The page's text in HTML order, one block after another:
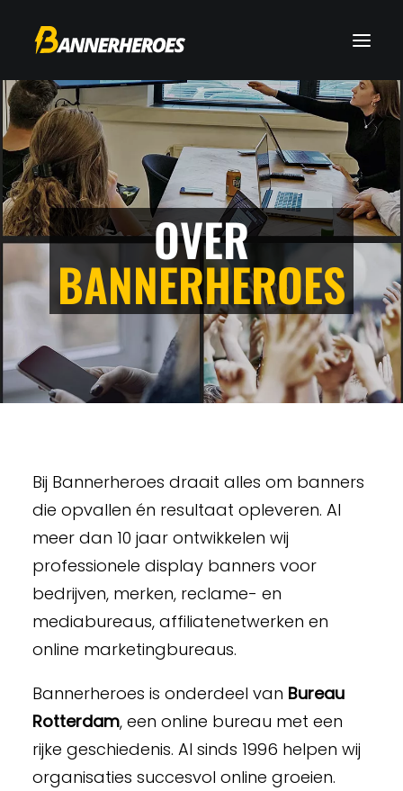
OVER
BANNERHEROES
Bij Bannerheroes draait alles om banners
die opvallen én resultaat opleveren. Al
meer dan 10 jaar ontwikkelen wij
professionele display banners voor
bedrijven, merken, reclame- en
mediabureaus, affiliatenetwerken en
online marketingbureaus.
Bannerheroes is onderdeel van Bureau
Rotterdam, een online bureau met een
rijke geschiedenis. Al sinds 1996 helpen wij
organisaties succesvol online groeien.